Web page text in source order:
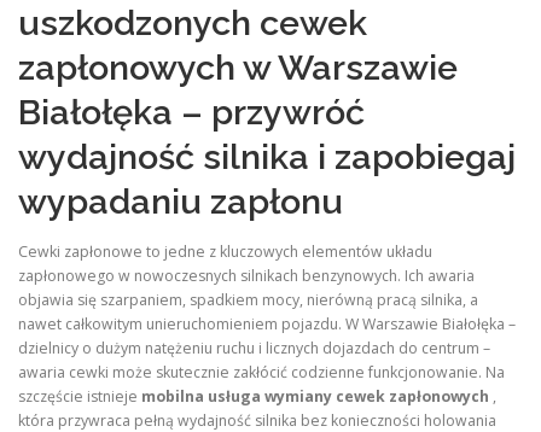
uszkodzonych cewek
zapłonowych w Warszawie
Białołęka – przywróć
wydajność silnika i zapobiegaj
wypadaniu zapłonu
Cewki zapłonowe to jedne z kluczowych elementów układu
zapłonowego w nowoczesnych silnikach benzynowych. Ich awaria
objawia się szarpaniem, spadkiem mocy, nierówną pracą silnika, a
nawet całkowitym unieruchomieniem pojazdu. W Warszawie Białołęka –
dzielnicy o dużym natężeniu ruchu i licznych dojazdach do centrum –
awaria cewki może skutecznie zakłócić codzienne funkcjonowanie. Na
szczęście istnieje mobilna usługa wymiany cewek zapłonowych ,
która przywraca pełną wydajność silnika bez konieczności holowania